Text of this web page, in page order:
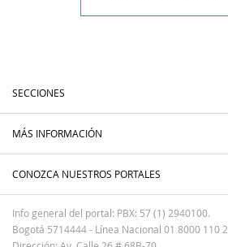
SECCIONES
MÁS INFORMACIÓN
CONOZCA NUESTROS PORTALES
Info general del portal: PBX: 57 (1) 2940100.
Bogotá 5714444 - Línea Nacional 01 8000 110